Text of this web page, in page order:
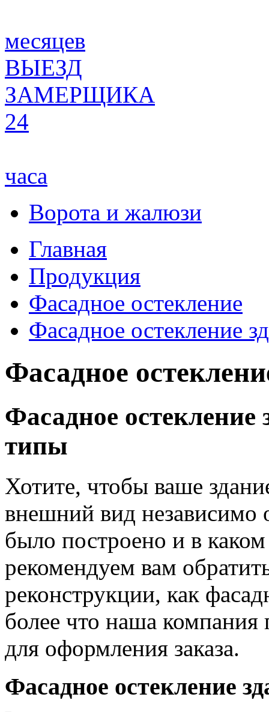
месяцев
ВЫЕЗД
ЗАМЕРЩИКА
24
часа
Ворота и жалюзи
Главная
Продукция
Фасадное остекление
Фасадное остекление
Фасадное
Фасадное остекление
типы
Хотите, чтобы ваше
внешний вид независимо
было построено и в
рекомендуем вам
реконструкции, как
более что наша компания
для оформления заказа.
Фасадное остекление